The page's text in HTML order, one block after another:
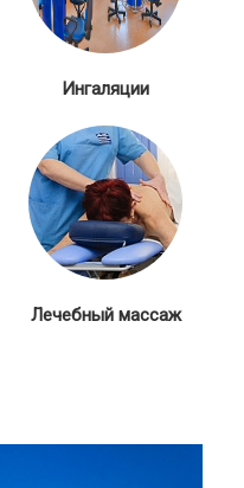
Ингаляции
Лечебный массаж